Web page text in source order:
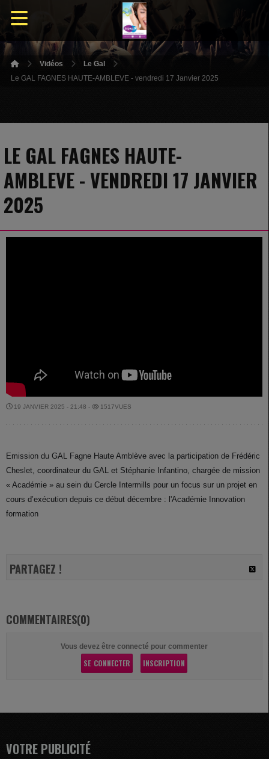
Vidéos
Le Gal
Le GAL FAGNES HAUTE-AMBLEVE - vendredi 17 Janvier 2025
LE GAL FAGNES HAUTE-
AMBLEVE - VENDREDI 17 JANVIER
2025
19 JANVIER 2025 - 21:48 - 1517VUES
Emission du GAL Fagne Haute Amblève avec la participation de Frédéric
Cheslet, coordinateur du GAL et Stéphanie Infantino, chargée de mission
« Académie » au sein du Cercle Intermills pour un focus sur un projet en
cours d’exécution depuis ce début décembre : l'Académie Innovation
formation
PARTAGEZ !
COMMENTAIRES(0)
Vous devez être connecté pour commenter
SE CONNECTER INSCRIPTION
VOTRE PUBLICITÉ